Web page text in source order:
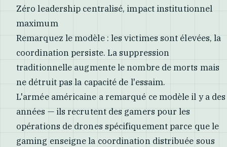
Zéro leadership centralisé, impact institutionnel
maximum
Remarquez le modèle : les victimes sont élevées, la
coordination persiste. La suppression
traditionnelle augmente le nombre de morts mais
ne détruit pas la capacité de l'essaim.
L'armée américaine a remarqué ce modèle il y a des
années — ils recrutent des gamers pour les
opérations de drones spécifiquement parce que le
gaming enseigne la coordination distribuée sous